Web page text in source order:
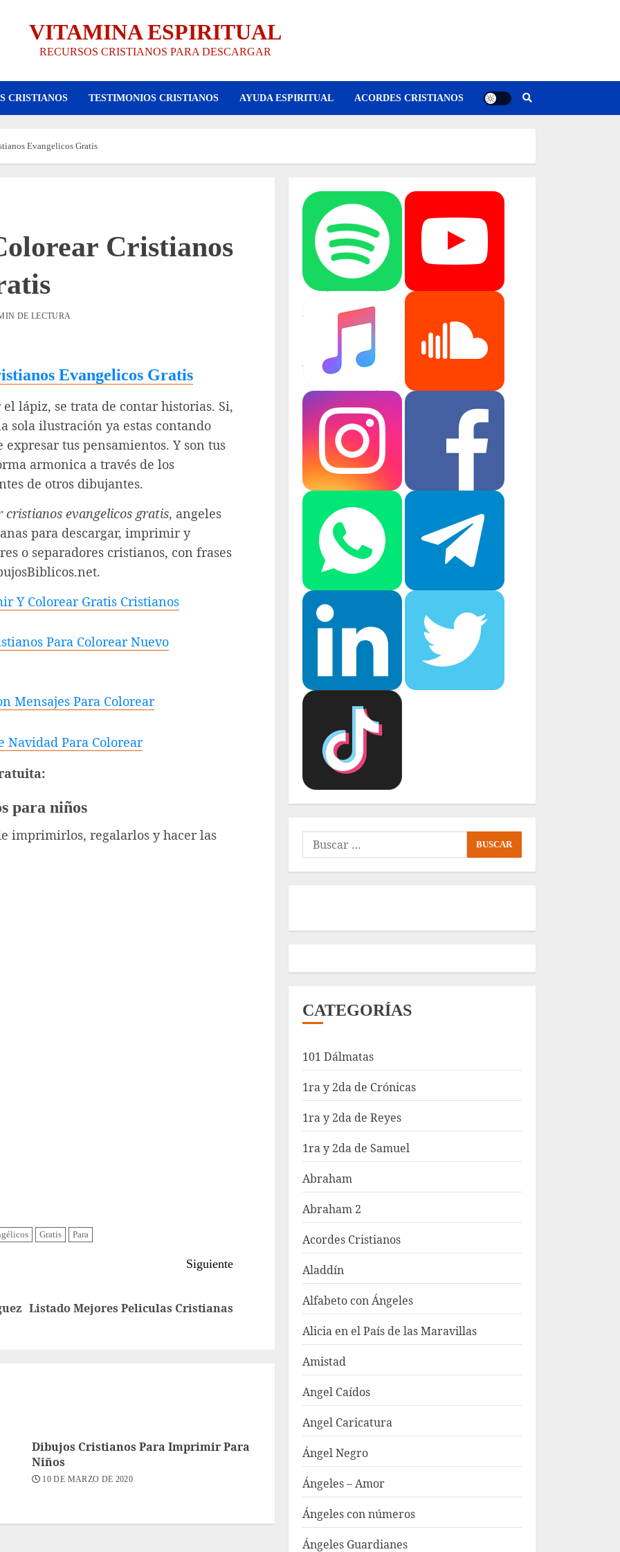
VITAMINA ESPIRITUAL
RECURSOS CRISTIANOS PARA DESCARGAR
CRISTIANOS TESTIMONIOS CRISTIANOS AYUDA ESPIRITUAL ACORDES CRISTIANOS
Evangelicos Gratis
Cristianos
DE LECTURA
Evangelicos Gratis
lápiz, se trata de contar historias. Si,
sola ilustración ya estas contando
tus pensamientos. Y son tus
armonica a través de los
de otros dibujantes.
cristianos evangelicos gratis, angeles
para descargar, imprimir y
o separadores cristianos, con frases
Y Colorear Gratis Cristianos
Para Colorear Nuevo
Mensajes Para Colorear
Navidad Para Colorear
para niños
imprimirlos, regalarlos y hacer las
Gratis Para
Entrada
Siguiente
Siguiente
Listado Mejores Peliculas Cristianas
Dibujos Cristianos Para Imprimir Para
Niños
10 DE MARZO DE 2020
Buscar:
CATEGORÍAS
101 Dálmatas
1ra y 2da de Crónicas
1ra y 2da de Reyes
1ra y 2da de Samuel
Abraham
Abraham 2
Acordes Cristianos
Aladdín
Alfabeto con Ángeles
Alicia en el País de las Maravillas
Amistad
Angel Caídos
Angel Caricatura
Ángel Negro
Ángeles – Amor
Ángeles con números
Ángeles Guardianes